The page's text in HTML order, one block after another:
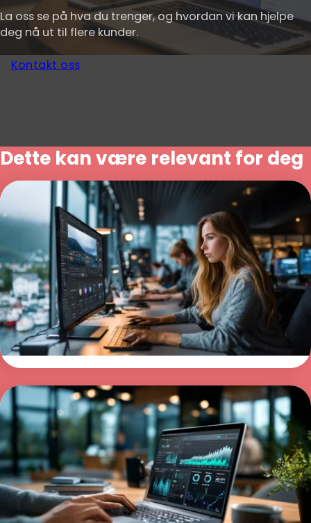
La oss se på hva du trenger, og hvordan vi kan hjelpe
deg nå ut til flere kunder.
Kontakt oss
Dette kan være relevant for deg
Ny nettside i Bergen som gir flere
kunder
Ny nettside i Bergen utviklet for bedrifter som
ønsker flere kunder og bedre synlighet i
Google. Vi kombinerer design, teknologi og SEO
for å sikre at nettsiden leverer resultater.
Les mer >
Nettside for salg: Gjør nettsiden til
en effektiv salgskanal
En nettside for salg er utviklet for å tiltrekke
kunder og skape flere henvendelser. Vi lager
profesjonelle nettsider som hjelper bedriften
din med å få mer ut av trafikken.